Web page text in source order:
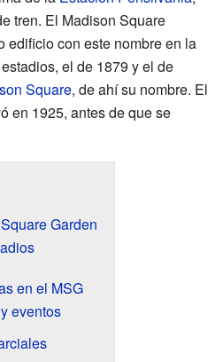
tren. El Madison Square
edificio con este nombre en la
el de 1879 y el de
Square, de ahí su nombre. El
en 1925, antes de que se
Garden
en el MSG
eventos